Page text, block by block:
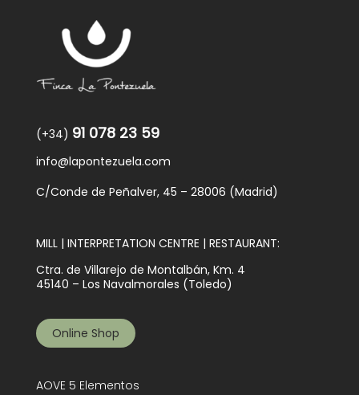
(+34) 91 078 23 59
info@lapontezuela.com
C/Conde de Peñalver, 45 – 28006 (Madrid)
MILL | INTERPRETATION CENTRE | RESTAURANT:
Ctra. de Villarejo de Montalbán, Km. 4
45140 – Los Navalmorales (Toledo)
Online Shop
AOVE 5 Elementos